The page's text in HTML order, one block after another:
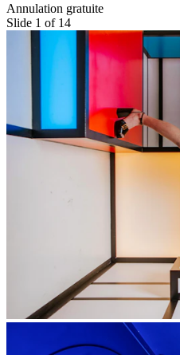
Annulation gratuite
Slide 1 of 14